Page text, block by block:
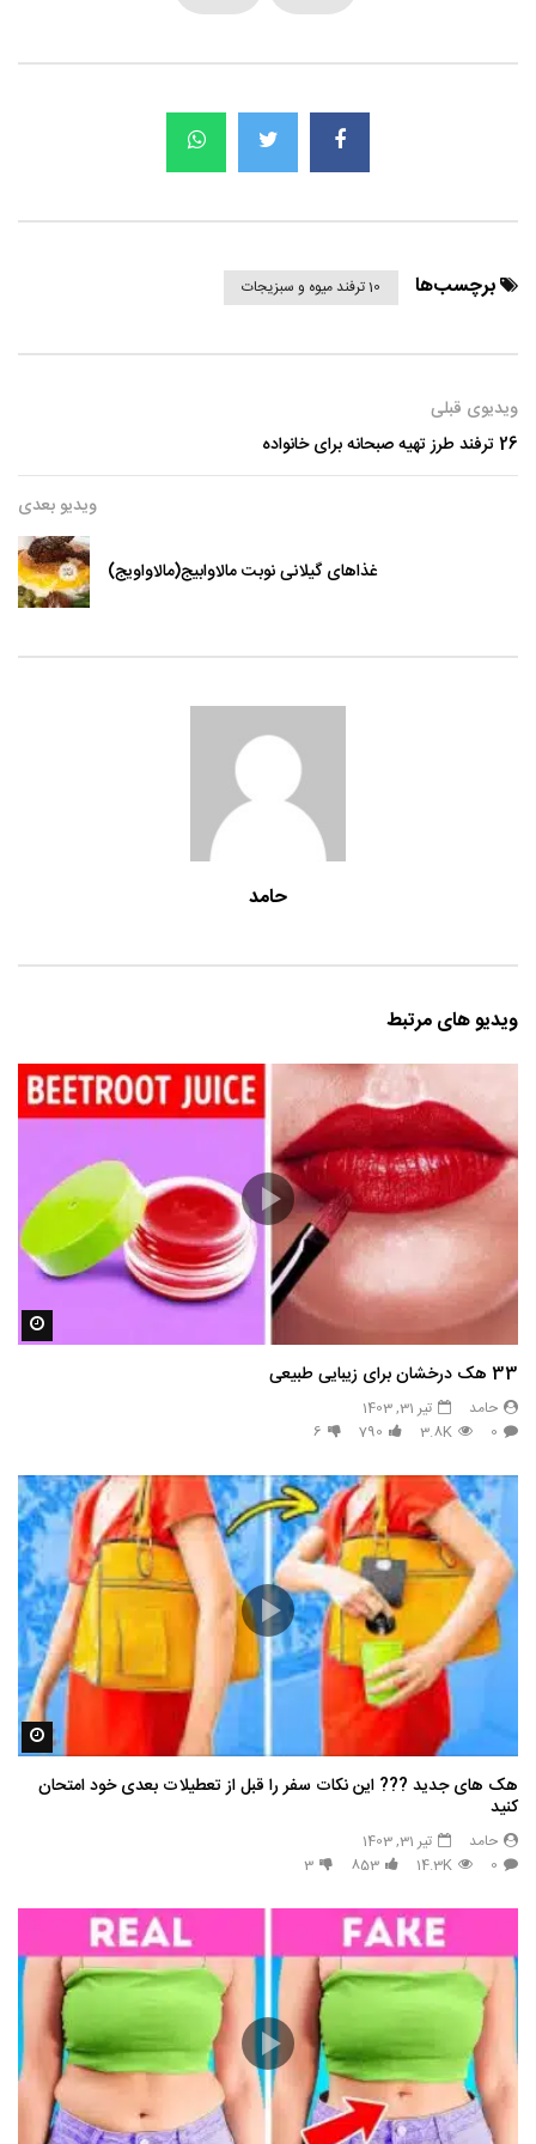
برچسب‌ها 10 ترفند میوه و سبزیجات
ویدیوی قبلی
26 ترفند طرز تهیه صبحانه برای خانواده
ویدیو بعدی
غذاهای گیلانی نوبت مالاوابیج(مالاواویج)
حامد
ویدیو های مرتبط
33 هک درخشان برای زیبایی طبیعی
حامد
تیر 31, 1403
0
3.8K
790
6
هک های جدید ??️? این نکات سفر را قبل از تعطیلات بعدی خود امتحان
کنید
حامد
تیر 31, 1403
0
14.3K
853
3